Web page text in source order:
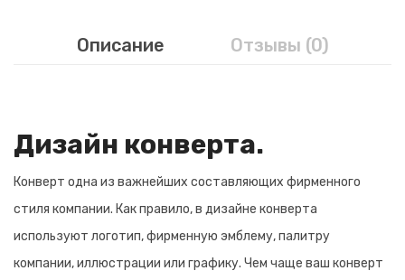
Описание Отзывы (0)
Дизайн конверта.
Конверт одна из важнейших составляющих фирменного
стиля компании. Как правило, в дизайне конверта
используют логотип, фирменную эмблему, палитру
компании, иллюстрации или графику. Чем чаще ваш конверт